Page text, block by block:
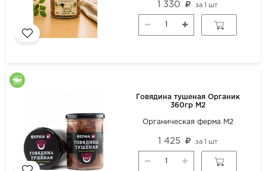
1 330 за1 шт
Говядина тушеная Органик
360гр М2
Органическая ферма М2
1 425 за 1 шт